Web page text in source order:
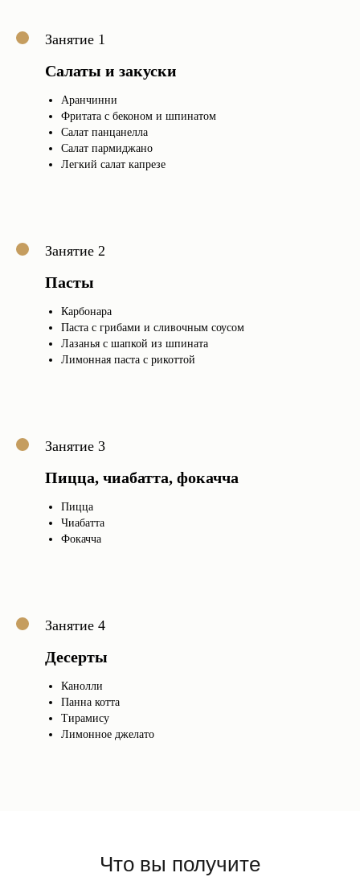
Занятие 1
Салаты и закуски
Аранчинни
Фритата с беконом и шпинатом
Салат панцанелла
Салат пармиджано
Легкий салат капрезе
Занятие 2
Пасты
Карбонара
Паста с грибами и сливочным соусом
Лазанья с шапкой из шпината
Лимонная паста с рикоттой
Занятие 3
Пицца, чиабатта, фокачча
Пицца
Чиабатта
Фокачча
Занятие 4
Десерты
Канолли
Панна котта
Тирамису
Лимонное джелато
Что вы получите